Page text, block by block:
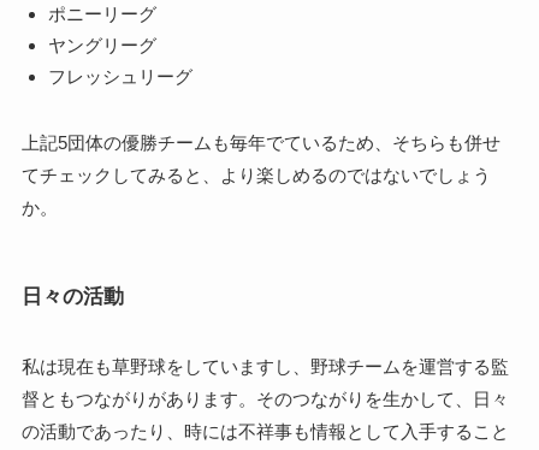
ポニーリーグ
ヤングリーグ
フレッシュリーグ
上記5団体の優勝チームも毎年でているため、そちらも併せ
てチェックしてみると、より楽しめるのではないでしょう
か。
日々の活動
私は現在も草野球をしていますし、野球チームを運営する監
督ともつながりがあります。そのつながりを生かして、日々
の活動であったり、時には不祥事も情報として入手すること